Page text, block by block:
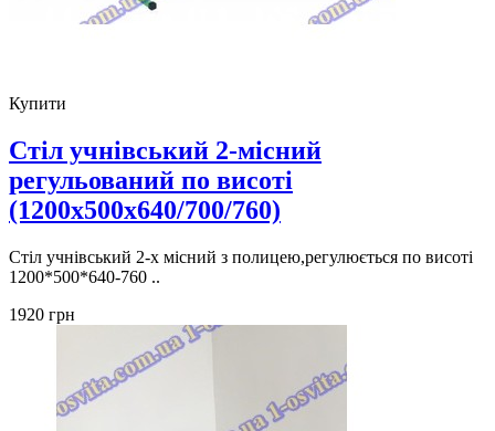
Купити
Стіл учнівський 2-місний
регульований по висоті
(1200х500х640/700/760)
Cтіл учнівський 2-х місний з полицею,регулюється по висоті
1200*500*640-760 ..
1920 грн